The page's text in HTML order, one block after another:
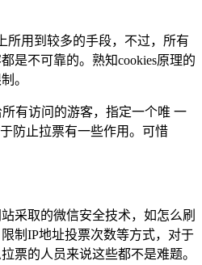
所用到较多的手段，不过，所有
是不可靠的。熟知cookies原理的
。
所有访问的游客，指定一个唯 一
防止拉票有一些作用。可惜
采取的微信安全技术，如怎么刷
制IP地址投票次数等方式，对于
票的人员来说这些都不是难题。